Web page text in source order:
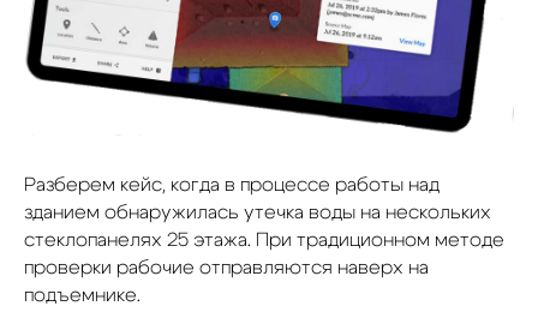
Разберем кейс, когда в процессе работы над
зданием обнаружилась утечка воды на нескольких
стеклопанелях 25 этажа. При традиционном методе
проверки рабочие отправляются наверх на
подъемнике.